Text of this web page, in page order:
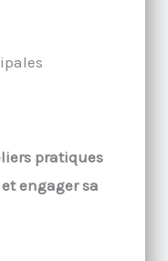
pratiques
engager sa